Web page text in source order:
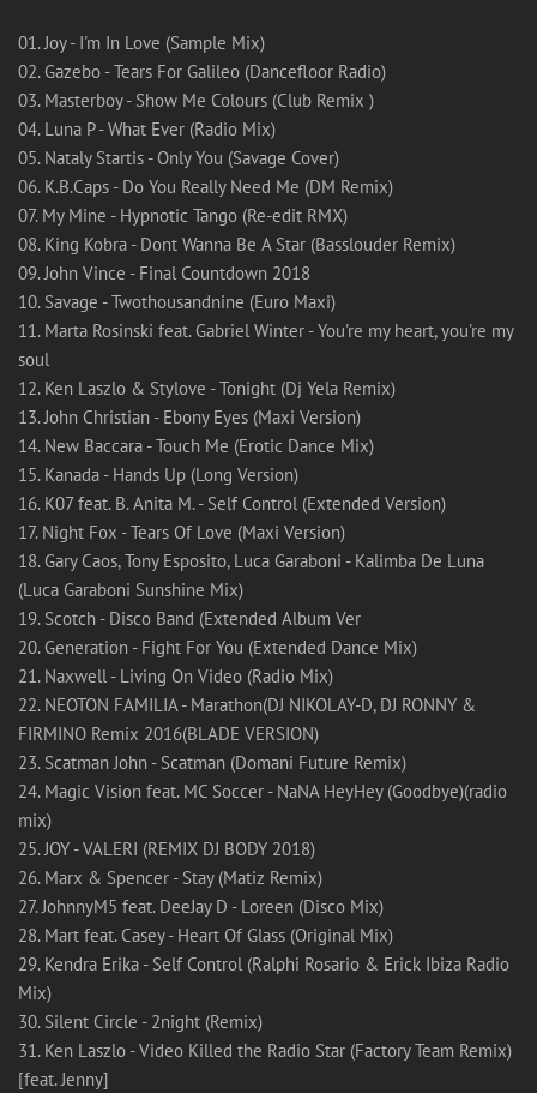
01. Joy - I'm In Love (Sample Mix)
02. Gazebo - Tears For Galileo (Dancefloor Radio)
03. Masterboy - Show Me Colours (Club Remix )
04. Luna P - What Ever (Radio Mix)
05. Nataly Startis - Only You (Savage Cover)
06. K.B.Caps - Do You Really Need Me (DM Remix)
07. My Mine - Hypnotic Tango (Re-edit RMX)
08. King Kobra - Dont Wanna Be A Star (Basslouder Remix)
09. John Vince - Final Countdown 2018
10. Savage - Twothousandnine (Euro Maxi)
11. Marta Rosinski feat. Gabriel Winter - You're my heart, you're my
soul
12. Ken Laszlo & Stylove - Tonight (Dj Yela Remix)
13. John Christian - Ebony Eyes (Maxi Version)
14. New Baccara - Touch Me (Erotic Dance Mix)
15. Kanada - Hands Up (Long Version)
16. K07 feat. B. Anita M. - Self Control (Extended Version)
17. Night Fox - Tears Of Love (Maxi Version)
18. Gary Caos, Tony Esposito, Luca Garaboni - Kalimba De Luna
(Luca Garaboni Sunshine Mix)
19. Scotch - Disco Band (Extended Album Ver
20. Generation - Fight For You (Extended Dance Mix)
21. Naxwell - Living On Video (Radio Mix)
22. NEOTON FAMILIA - Marathon(DJ NIKOLAY-D, DJ RONNY &
FIRMINO Remix 2016(BLADE VERSION)
23. Scatman John - Scatman (Domani Future Remix)
24. Magic Vision feat. MC Soccer - NaNA HeyHey (Goodbye)(radio
mix)
25. JOY - VALERI (REMIX DJ BODY 2018)
26. Marx & Spencer - Stay (Matiz Remix)
27. JohnnyM5 feat. DeeJay D - Loreen (Disco Mix)
28. Mart feat. Casey - Heart Of Glass (Original Mix)
29. Kendra Erika - Self Control (Ralphi Rosario & Erick Ibiza Radio
Mix)
30. Silent Circle - 2night (Remix)
31. Ken Laszlo - Video Killed the Radio Star (Factory Team Remix)
[feat. Jenny]